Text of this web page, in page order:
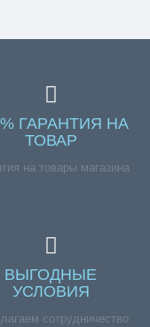
ГАРАНТИЯ НА
ТОВАР
на товары магазина
ВЫГОДНЫЕ
УСЛОВИЯ
сотрудничество